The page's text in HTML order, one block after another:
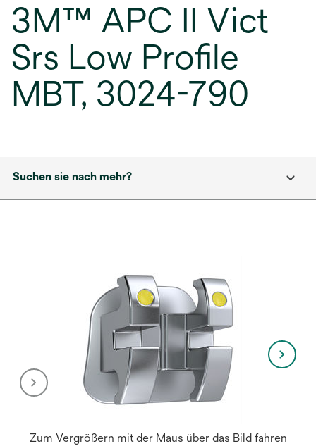
3M™ APC II Vict
Srs Low Profile
MBT, 3024-790
Suchen sie nach mehr?
Zum Vergrößern mit der Maus über das Bild fahren